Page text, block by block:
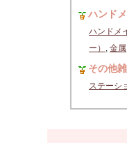
ハンド
ハンドメ
ー） , 金属
その他
ステーシ